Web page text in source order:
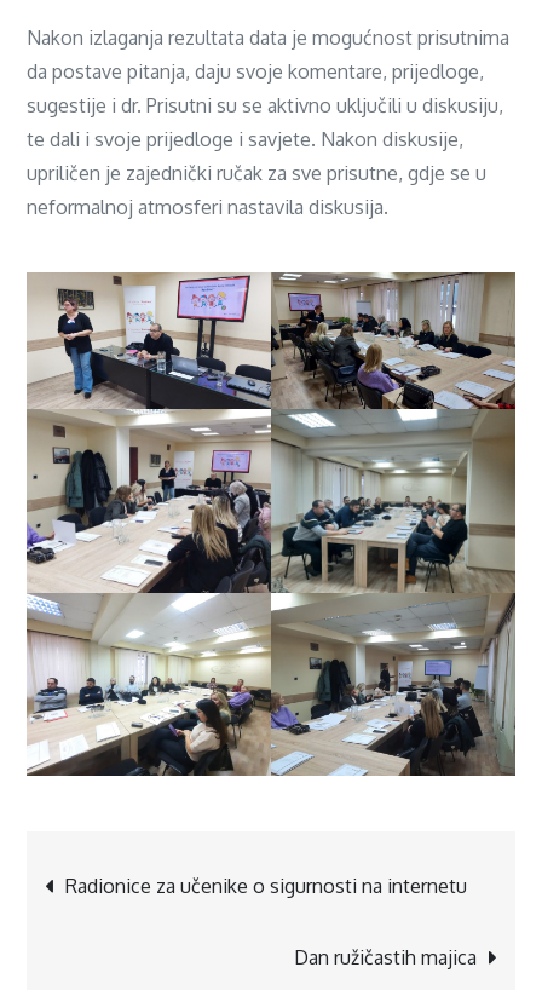
Nakon izlaganja rezultata data je mogućnost prisutnima
da postave pitanja, daju svoje komentare, prijedloge,
sugestije i dr. Prisutni su se aktivno uključili u diskusiju,
te dali i svoje prijedloge i savjete. Nakon diskusije,
upriličen je zajednički ručak za sve prisutne, gdje se u
neformalnoj atmosferi nastavila diskusija.
Navigacija
Radionice za učenike o sigurnosti na internetu
Dan ružičastih majica